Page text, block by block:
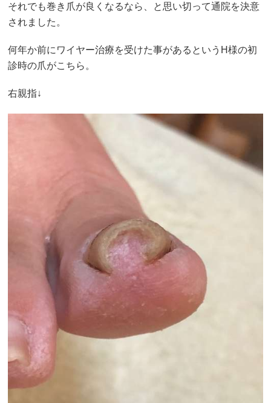
それでも巻き爪が良くなるなら、と思い切って通院を決意
されました。
何年か前にワイヤー治療を受けた事があるというH様の初
診時の爪がこちら。
右親指↓